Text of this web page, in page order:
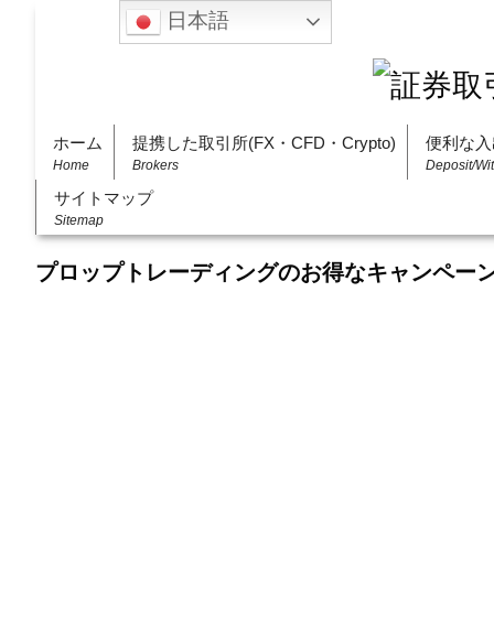
ホーム
Home
提携した取引所(FX・CFD・Crypto)
Brokers
便利な
Deposit/
サイトマップ
Sitemap
プロップトレーディングのお得なキャンペー
日本語